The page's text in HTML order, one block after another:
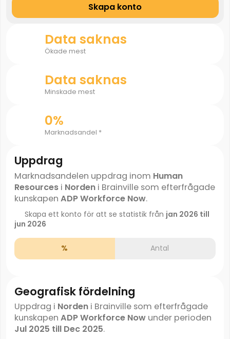
Skapa konto
Data saknas
Ökade mest
Data saknas
Minskade mest
0%
Marknadsandel *
Uppdrag
Marknadsandelen uppdrag inom Human
Resourcesi Nordeni Brainville som efterfrågade
kunskapen ADP Workforce Now.
Skapa ett konto för att se statistik från jan 2026 till
jun 2026
% Antal
Geografisk fördelning
Uppdrag i Nordeni Brainville som efterfrågade
kunskapen ADP Workforce Nowunder perioden
Jul 2025 till Dec 2025.